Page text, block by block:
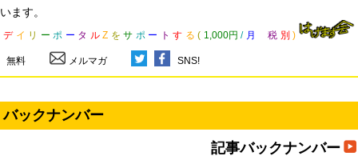
います。
デ イ リ ー ポ ー タ ル Z を サ ポ ー ト す る ( 1,000円 / 月 税 別 )
無料 メルマガ SNS!
バックナンバー
記事バックナンバー